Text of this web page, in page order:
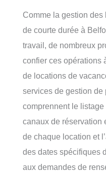
Comme la gestion
de courte durée à
travail, de nombreux
confier ces opérations
de locations de
services de gestion de
comprennent le
canaux de réservation
de chaque location et
des dates spécifiques
aux demandes de